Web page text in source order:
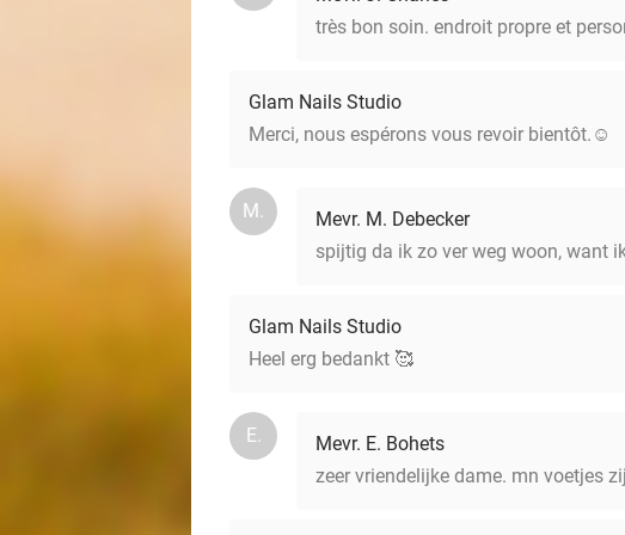
très bon soin. endroit propre et
Glam Nails Studio
Merci, nous espérons vous revoir bientôt.☺️
M.
Mevr. M. Debecker
spijtig da ik zo ver weg woon, want
Glam Nails Studio
Heel erg bedankt 🥰
E.
Mevr. E. Bohets
zeer vriendelijke dame. mn voetjes